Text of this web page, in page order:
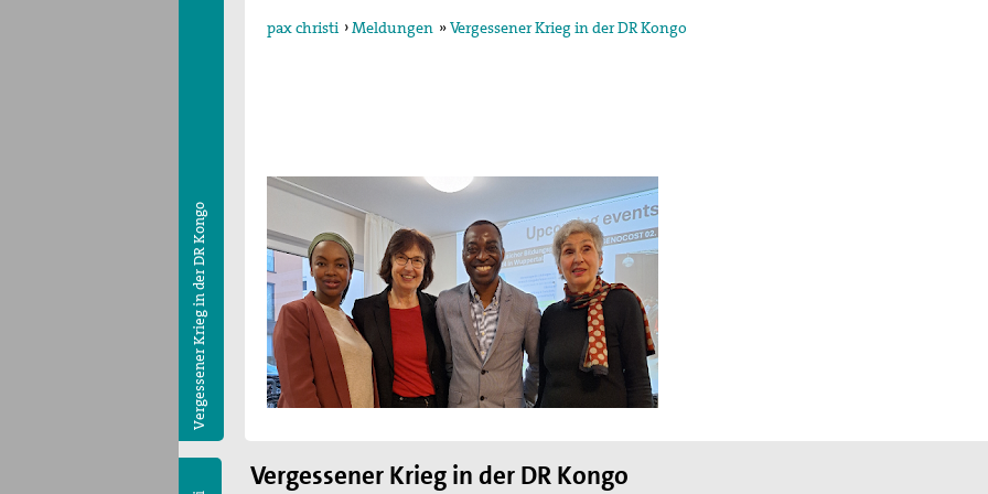
pax christi ›Meldungen »Vergessener Krieg in der DR Kongo
Vergessener Krieg in der DR Kongo
Vergessener Krieg in der DR Kongo